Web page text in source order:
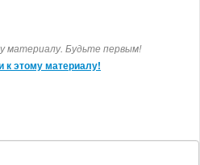
материалу. Будьте первым!
к этому материалу!